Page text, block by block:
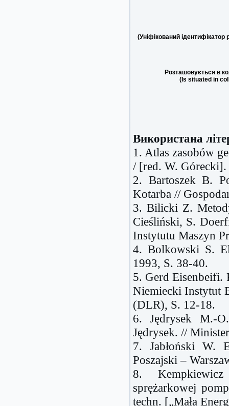
(Уніфікований ідентифікатор
Розташовується в
(Is situated in
Використана
1. Atlas zasobów
/ [red. W.
2. Bartoszek B.
Kotarba //
3. Bilicki Z.
Cieśliński, S.
Instytutu Maszyn
4. Bolkowski S.
1993, S. 38-40.
5. Gerd Eisenbeifi.
Niemiecki Instytut
(DLR), S. 12-18.
6. Jędrysek M.-
Jędrysek. //
7. Jabłoński W.
Poszajski –
8.
sprężarkowej
techn. [„Mała